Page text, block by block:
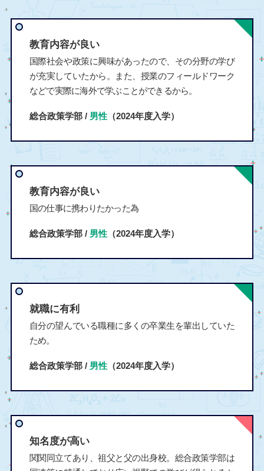
教育内容が良い
国際社会や政策に興味があったので、その分野の学び
が充実していたから。また、授業のフィールドワーク
などで実際に海外で学ぶことができるから。
総合政策学部 / 男性（2024年度入学）
教育内容が良い
国の仕事に携わりたかった為
総合政策学部 / 男性（2024年度入学）
就職に有利
自分の望んでいる職種に多くの卒業生を輩出していた
ため。
総合政策学部 / 男性（2024年度入学）
知名度が高い
関関同立てあり、祖父と父の出身校。総合政策学部は